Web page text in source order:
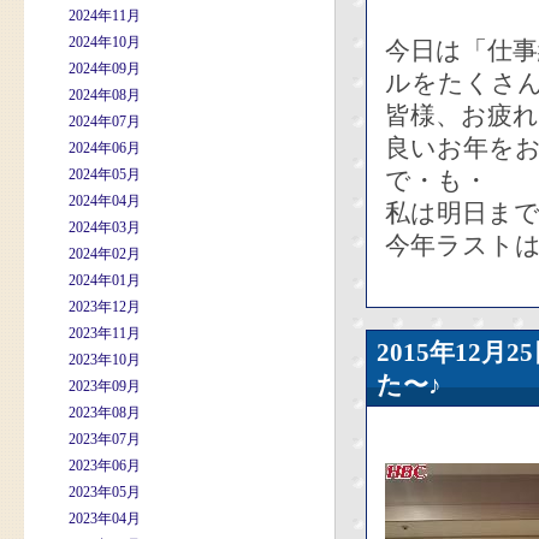
2024年11月
2024年10月
2024年09月
2024年08月
2024年07月
2024年06月
2024年05月
2024年04月
2024年03月
2024年02月
2024年01月
2023年12月
2023年11月
2023年10月
2023年09月
2023年08月
2023年07月
2023年06月
2023年05月
2023年04月
今日は「仕
ルをたくさ
皆様、お疲
良いお年を
で・も・
私は明日ま
今年ラスト
2015年12
た〜♪